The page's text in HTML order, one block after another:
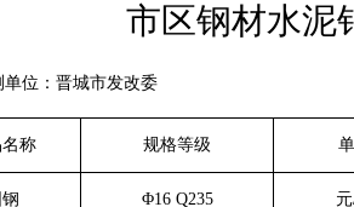
钢材水泥销
：晋城市发改委
称 规格等级
钢 Φ16 Q235 元